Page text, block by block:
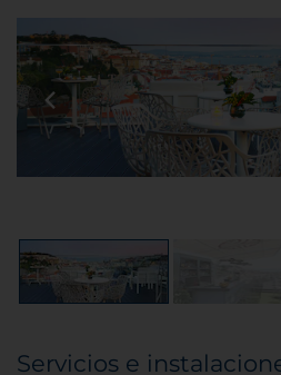
Servicios e